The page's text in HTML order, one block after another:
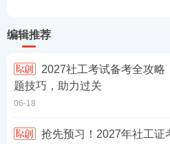
编辑推荐
题技巧，助力过关
06-18